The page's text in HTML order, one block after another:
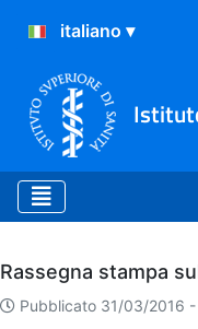
Archivio
Rassegna stampa
Pubblicato 31/03/2016 -